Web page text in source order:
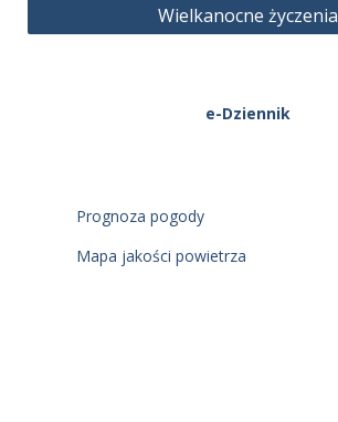
Wielkanocne życzenia
e-Dziennik
Prognoza pogody
Mapa jakości powietrza